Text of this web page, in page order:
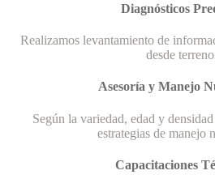
Diagnósticos
Realizamos levantamiento de
desde
Asesoría y Manejo
Según la variedad, edad y
estrategias de manejo
Capacitaciones